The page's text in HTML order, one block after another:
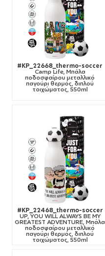
#KP_22668_thermo-soccer
Camp Life, Μπάλα
ποδοσφαίρου μεταλλικό
παγούρι θερμός, διπλού
τοιχώματος, 550ml
#KP_22468_thermo-soccer
UP, YOU WILL ALWAYS BE MY
GREATEST ADVENTURE, Μπάλα
ποδοσφαίρου μεταλλικό
παγούρι θερμός, διπλού
τοιχώματος, 550ml